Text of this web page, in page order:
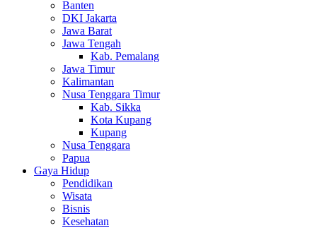
Banten
DKI Jakarta
Jawa Barat
Jawa Tengah
Kab. Pemalang
Jawa Timur
Kalimantan
Nusa Tenggara Timur
Kab. Sikka
Kota Kupang
Kupang
Nusa Tenggara
Papua
Gaya Hidup
Pendidikan
Wisata
Bisnis
Kesehatan